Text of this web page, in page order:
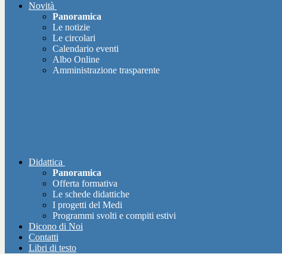
Novità
Panoramica
Le notizie
Le circolari
Calendario eventi
Albo Online
Amministrazione trasparente
Didattica
Panoramica
Offerta formativa
Le schede didattiche
I progetti del Medi
Programmi svolti e compiti estivi
Dicono di Noi
Contatti
Libri di testo